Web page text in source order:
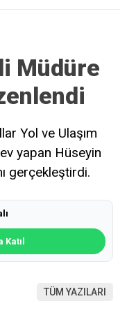
Müdüre
Yol ve Ulaşım
yapan Hüseyin
gerçekleştirdi.
Katıl
TÜM YAZILARI